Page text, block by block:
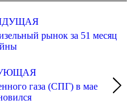
Предыдущая
запись:
рынок за 51 месяц
Следующая
запись:
газа (СПГ) в мае